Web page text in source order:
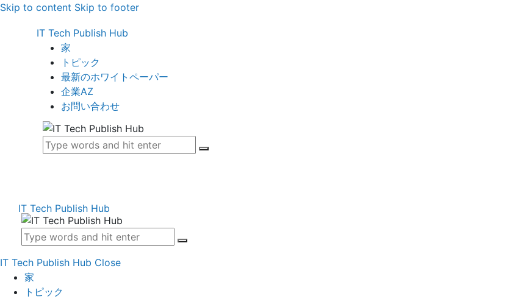
Skip to content Skip to footer
IT Tech Publish Hub
家
トピック
最新のホワイトペーパー
企業AZ
お問い合わせ
IT Tech Publish Hub
IT Tech Publish Hub Close
家
トピック